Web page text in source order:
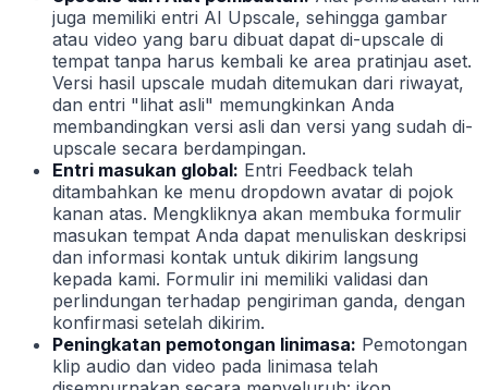
juga memiliki entri AI Upscale, sehingga gambar
atau video yang baru dibuat dapat di-upscale di
tempat tanpa harus kembali ke area pratinjau aset.
Versi hasil upscale mudah ditemukan dari riwayat,
dan entri "lihat asli" memungkinkan Anda
membandingkan versi asli dan versi yang sudah di-
upscale secara berdampingan.
Entri masukan global: Entri Feedback telah
ditambahkan ke menu dropdown avatar di pojok
kanan atas. Mengkliknya akan membuka formulir
masukan tempat Anda dapat menuliskan deskripsi
dan informasi kontak untuk dikirim langsung
kepada kami. Formulir ini memiliki validasi dan
perlindungan terhadap pengiriman ganda, dengan
konfirmasi setelah dikirim.
Peningkatan pemotongan linimasa: Pemotongan
klip audio dan video pada linimasa telah